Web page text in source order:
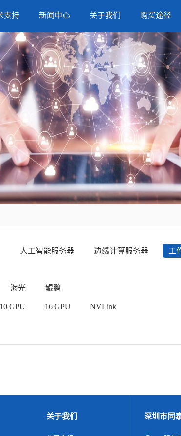
支持 新闻中心 关于我们 购买途径
人工智能服务器 边缘计算服务器 工
海光 鲲鹏
GPU 16 GPU NVLink
关于我们 深圳市同